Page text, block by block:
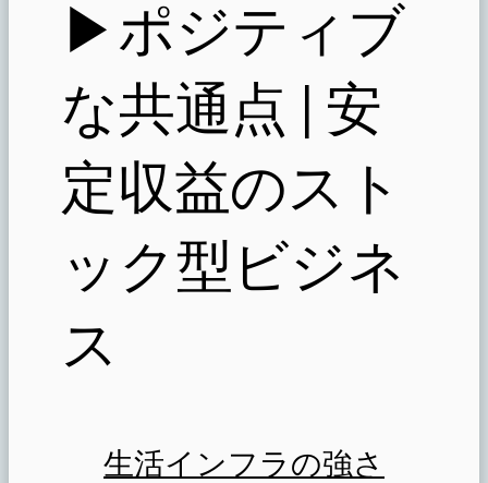
▶︎ポジティブ
な共通点 | 安
定収益のスト
ック型ビジネ
ス
生活インフラの強さ